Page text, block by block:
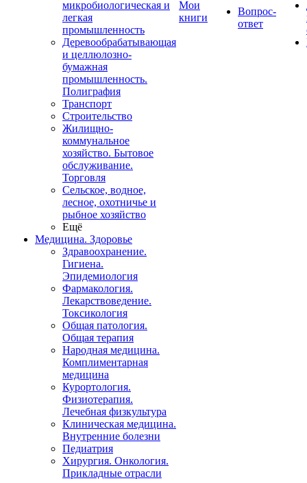
микробиологическая и
легкая
промышленность
Деревообрабатывающая
и целлюлозно-
бумажная
промышленность.
Полиграфия
Транспорт
Строительство
Жилищно-
коммунальное
хозяйство. Бытовое
обслуживание.
Торговля
Сельское, водное,
лесное, охотничье и
рыбное хозяйство
Ещё
Медицина. Здоровье
Здравоохранение.
Гигиена.
Эпидемиология
Фармакология.
Лекарствоведение.
Токсикология
Общая патология.
Общая терапия
Народная медицина.
Комплиментарная
медицина
Курортология.
Физиотерапия.
Лечебная физкультура
Клиническая медицина.
Внутренние болезни
Педиатрия
Хирургия. Онкология.
Прикладные отрасли
Мои
книги
Вопрос-
ответ